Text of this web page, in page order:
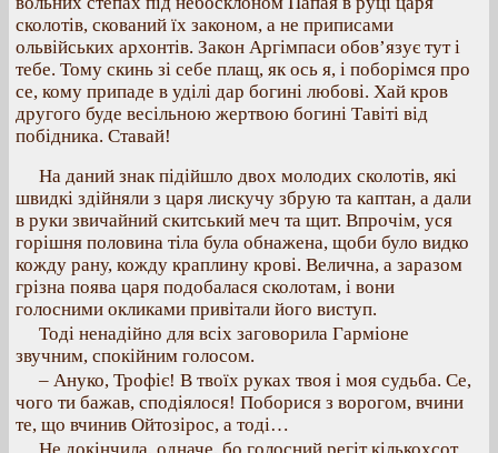
сколотів, скований їх законом, а не приписами
ольвійських архонтів. Закон Аргімпаси обов’язує тут і
тебе. Тому скинь зі себе плащ, як ось я, і поборімся про
се, кому припаде в уділі дар богині любові. Хай кров
другого буде весільною жертвою богині Тавіті від
побідника. Ставай!
На даний знак підійшло двох молодих сколотів, які
швидкі здійняли з царя лискучу збрую та каптан, а дали
в руки звичайний скитський меч та щит. Впрочім, уся
горішня половина тіла була обнажена, щоби було видко
кожду рану, кожду краплину крові. Велична, а заразом
грізна поява царя подобалася сколотам, і вони
голосними окликами привітали його виступ.
Тоді ненадійно для всіх заговорила Гарміоне
звучним, спокійним голосом.
– Ануко, Трофіє! В твоїх руках твоя і моя судьба. Се,
чого ти бажав, сподіялося! Поборися з ворогом, вчини
те, що вчинив Ойтозірос, а тоді…